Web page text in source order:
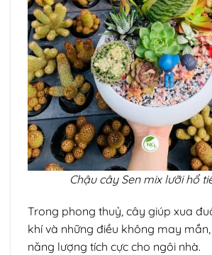
Chậu cây Sen mix lưỡi hổ
Trong phong thuỷ, cây giúp xua
khí và những điều không may
năng lượng tích cực cho ngôi nhà.